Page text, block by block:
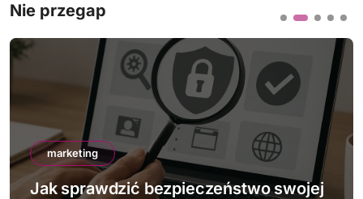
Nie przegap
marketing
Jak sprawdzić bezpieczeństwo swojej